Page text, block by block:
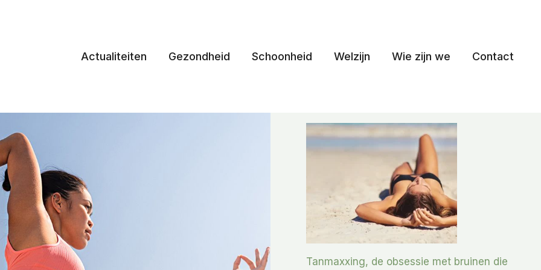
Actualiteiten Gezondheid Schoonheid Welzijn Wie zijn we Contact
Tanmaxxing, de obsessie met bruinen die